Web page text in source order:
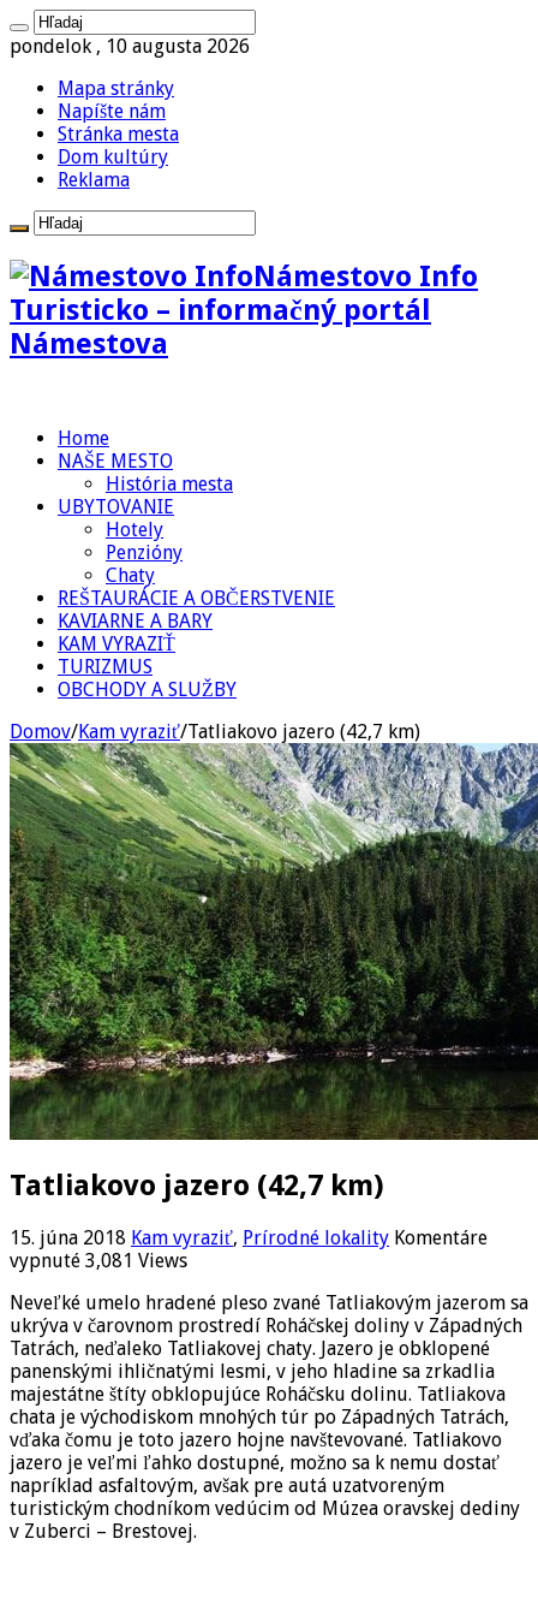
pondelok , 10 augusta 2026
Mapa stránky
Napíšte nám
Stránka mesta
Dom kultúry
Reklama
Námestovo Info
Turisticko – informačný portál
Námestova
Home
NAŠE MESTO
História mesta
UBYTOVANIE
Hotely
Penzióny
Chaty
REŠTAURÁCIE A OBČERSTVENIE
KAVIARNE A BARY
KAM VYRAZIŤ
TURIZMUS
OBCHODY A SLUŽBY
Domov/Kam vyraziť/Tatliakovo jazero (42,7 km)
Tatliakovo jazero (42,7 km)
15. júna 2018 Kam vyraziť, Prírodné lokality Komentáre
vypnuténa
jazero
(42,7
km)
3,081 Views
Neveľké umelo hradené pleso zvané Tatliakovým jazerom sa
ukrýva v čarovnom prostredí Roháčskej doliny v Západných
Tatrách, neďaleko Tatliakovej chaty. Jazero je obklopené
panenskými ihličnatými lesmi, v jeho hladine sa zrkadlia
majestátne štíty obklopujúce Roháčsku dolinu. Tatliakova
chata je východiskom mnohých túr po Západných Tatrách,
vďaka čomu je toto jazero hojne navštevované. Tatliakovo
jazero je veľmi ľahko dostupné, možno sa k nemu dostať
napríklad asfaltovým, avšak pre autá uzatvoreným
turistickým chodníkom vedúcim od Múzea oravskej dediny
v Zuberci – Brestovej.